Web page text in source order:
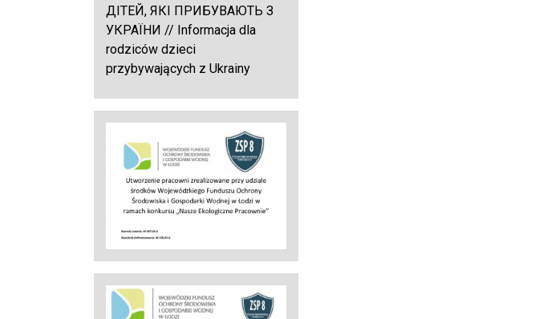
ДІТЕЙ, ЯКІ ПРИБУВАЮТЬ З
УКРАЇНИ // Informacja dla
rodziców dzieci
przybywających z Ukrainy